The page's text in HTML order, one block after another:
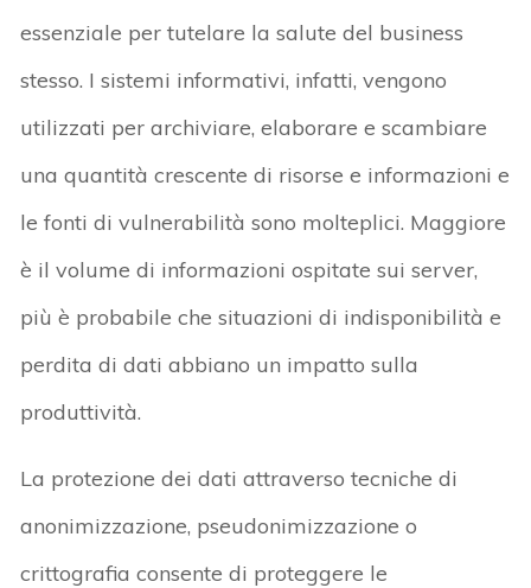
essenziale per tutelare la salute del business
stesso. I sistemi informativi, infatti, vengono
utilizzati per archiviare, elaborare e scambiare
una quantità crescente di risorse e informazioni e
le fonti di vulnerabilità sono molteplici. Maggiore
è il volume di informazioni ospitate sui server,
più è probabile che situazioni di indisponibilità e
perdita di dati abbiano un impatto sulla
produttività.
La protezione dei dati attraverso tecniche di
anonimizzazione, pseudonimizzazione o
crittografia consente di proteggere le